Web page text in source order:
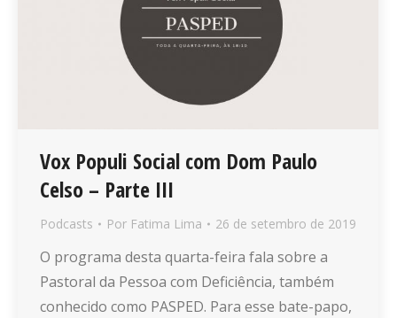
Vox Populi Social com Dom Paulo
Celso – Parte III
Podcasts Por Fatima Lima 26 de setembro de 2019
O programa desta quarta-feira fala sobre a
Pastoral da Pessoa com Deficiência, também
conhecido como PASPED. Para esse bate-papo,